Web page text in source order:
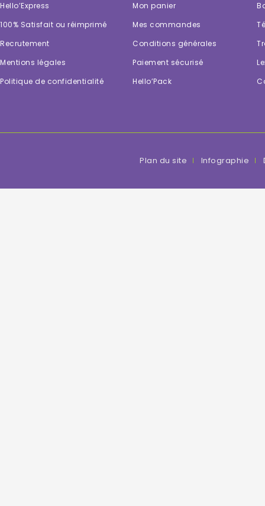
Hello’Express
100% Satisfait ou réimprimé
Recrutement
Mentions légales
Politique de confidentialité
Mon panier
Mes commandes
Conditions générales
Paiement sécurisé
Hello’Pack
Plan du site Infographie